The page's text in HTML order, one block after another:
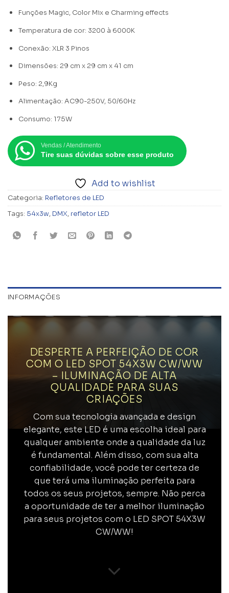
Funções Magic, Color Mix e Charming effects
Temperatura de cor: 3200 à 6000K
Conexão: XLR 3 Pinos
Dimensões: 29 cm x 29 cm x 41 cm
Peso: 2,9Kg
Alimentação: AC90-250V, 50/60Hz
Consumo: 175W
Vendas / Atendimento
Tire suas dúvidas sobre esse produto
Add to wishlist
Categoria: Refletores de LED
Tags: 54x3w, DMX, refletor LED
INFORMAÇÕES
DESPERTE A PERFEIÇÃO DE COR
COM O LED SPOT 54X3W CW/WW
– ILUMINAÇÃO DE ALTA
QUALIDADE PARA SUAS
CRIAÇÕES
Com sua tecnologia avançada e design
elegante, este LED é uma escolha ideal para
qualquer ambiente onde a qualidade da luz
é fundamental. Além disso, com sua alta
confiabilidade, você pode ter certeza de
que terá uma iluminação perfeita para
todos os seus projetos, sempre. Não perca
a oportunidade de ter a melhor iluminação
para seus projetos com o LED SPOT 54X3W
CW/WW!